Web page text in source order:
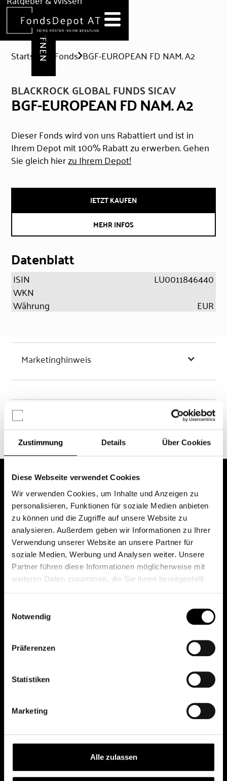
Zustimmung Details Über Cookies
Diese Webseite verwendet Cookies
Wir verwenden Cookies, um Inhalte und Anzeigen zu
personalisieren, Funktionen für soziale Medien anbieten
zu können und die Zugriffe auf unsere Website zu
analysieren. Außerdem geben wir Informationen zu Ihrer
Verwendung unserer Website an unsere Partner für
soziale Medien, Werbung und Analysen weiter. Unsere
Partner führen diese Informationen möglicherweise mit
weiteren Daten zusammen, die Sie ihnen bereitgestellt
Notwendig
Präferenzen
Statistiken
Marketing
Alle zulassen
Hilfe & Formulare
DEPOT ERÖFFNEN
Startseite Fonds BGF-EUROPEAN FD NAM. A2
BLACKROCK GLOBAL FUNDS SICAV
BGF-EUROPEAN FD NAM. A2
Dieser Fonds wird von uns Rabattiert und ist in
Ihrem Depot mit 100% Rabatt zu erwerben. Gehen
Sie gleich hierzu Ihrem Depot!
JETZT KAUFEN
MEHR INFOS
Datenblatt
ISIN
LU0011846440
WKN
Währung
EUR
Marketinghinweis
Chancen & Risiken
Das erste Depot in Österreich mit 0€ Kontoführung,
0€ Ausgabeaufschlag und 0€ Depotgebühren bei
knapp 2000 Fonds und 0€ Orderspesen.
All rights reserved.
Depot eröffnen
Depot übertragen
Konditionen